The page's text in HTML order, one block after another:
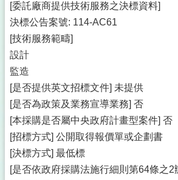
[委託廠商提供技術服務之決標資料]
決標公告案號: 114-AC61
[技術服務範疇]
設計
監造
[是否提供英文招標文件] 未提供
[是否為政策及業務宣導業務] 否
[本採購是否屬中央政府計畫型案件] 否
[招標方式] 公開取得報價單或企劃書
[決標方式] 最低標
[是否依政府採購法施行細則第64條之2